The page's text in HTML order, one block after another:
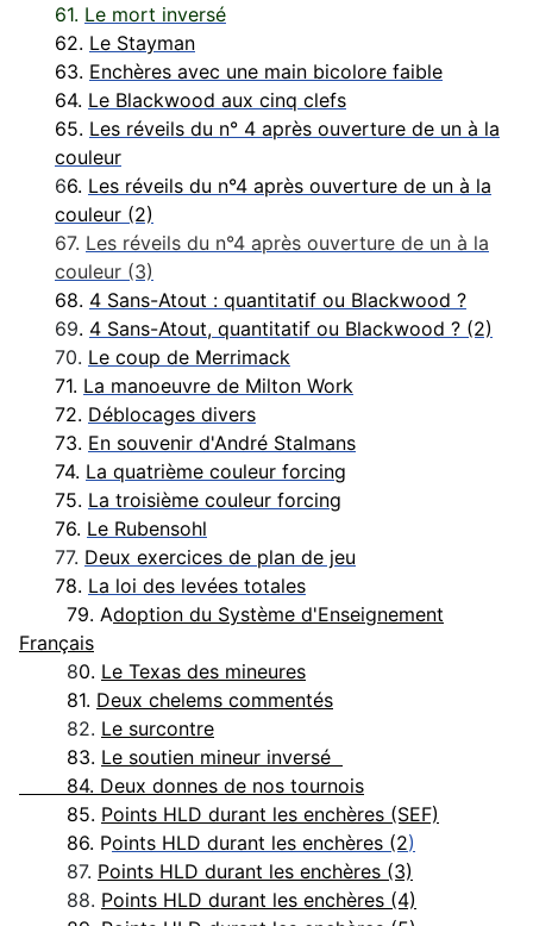
61. Le mort inversé
62. Le Stayman
63. Enchères avec une main bicolore faible
64. Le Blackwood aux cinq clefs
65. Les réveils du n° 4 après ouverture de un à la
couleur
66. Les réveils du n°4 après ouverture de un à la
couleur (2)
67. Les réveils du n°4 après ouverture de un à la
couleur (3)
68. 4 Sans-Atout : quantitatif ou Blackwood ?
69. 4 Sans-Atout, quantitatif ou Blackwood ? (2)
70. Le coup de Merrimack
71. La manoeuvre de Milton Work
72. Déblocages divers
73. En souvenir d'André Stalmans
74. La quatrième couleur forcing
75. La troisième couleur forcing
76. Le Rubensohl
77. Deux exercices de plan de jeu
78. La loi des levées totales
79. Adoption du Système d'Enseignement
Français
80. Le Texas des mineures
81. Deux chelems commentés
82. Le surcontre
83. Le soutien mineur inversé
84. Deux donnes de nos tournois
85. Points HLD durant les enchères (SEF)
86. Points HLD durant les enchères (2)
87. Points HLD durant les enchères (3)
88. Points HLD durant les enchères (4)